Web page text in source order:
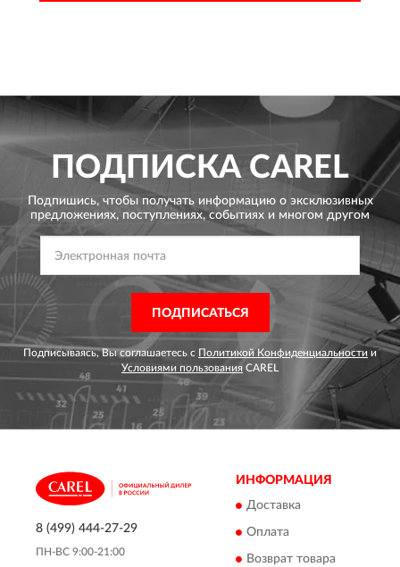
ПОДПИСКА CAREL
Подпишись, чтобы получать информацию о эксклюзивных
предложениях, поступлениях, событиях и многом другом
ПОДПИСАТЬСЯ
Подписываясь, Вы соглашаетесь с Политикой Конфиденциальности и
Условиями пользования CAREL
8 (499) 444-27-29
ПН-ВС 9:00-21:00
ИНФОРМАЦИЯ
Доставка
Оплата
Возврат товара